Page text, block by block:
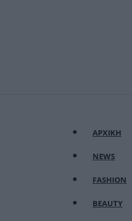
ΑΡΧΙΚΗ
NEWS
FASHION
BEAUTY